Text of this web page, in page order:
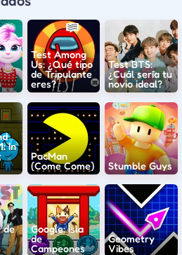
Test Among
Us: ¿Qué tipo
de Tripulante
eres?
Test BTS:
¿Cuál sería tu
novio ideal?
In
PacMan
(Come Come)
Stumble Guys
de
Google: Isla
de
Campeones
Geometry
Vibes